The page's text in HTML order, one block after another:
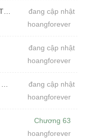
đang cập nhật
hoangforever
đang cập nhật
hoangforever
đang cập nhật
hoangforever
Chương 63
hoangforever